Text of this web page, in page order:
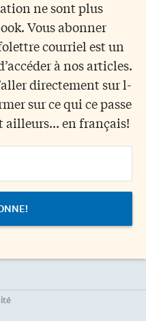
ne sont plus
Vous abonner
courriel est un
à nos articles.
directement sur l-
sur ce qui ce passe
ailleurs... en français!